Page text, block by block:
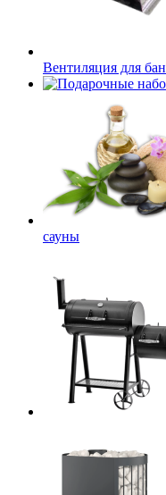
Вентиляция для
сауны